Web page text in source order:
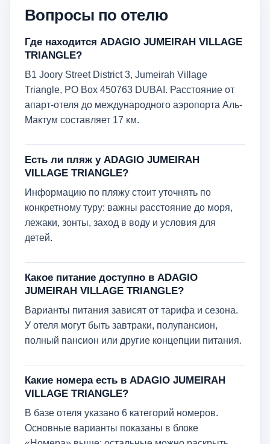
Вопросы по отелю
Где находится ADAGIO JUMEIRAH VILLAGE
TRIANGLE?
B1 Joory Street District 3, Jumeirah Village
Triangle, PO Box 450763 DUBAI. Расстояние от
апарт-отеля до международного аэропорта Аль-
Мактум составляет 17 км.
Есть ли пляж у ADAGIO JUMEIRAH
VILLAGE TRIANGLE?
Информацию по пляжу стоит уточнять по
конкретному туру: важны расстояние до моря,
лежаки, зонты, заход в воду и условия для
детей.
Какое питание доступно в ADAGIO
JUMEIRAH VILLAGE TRIANGLE?
Варианты питания зависят от тарифа и сезона.
У отеля могут быть завтраки, полупансион,
полный пансион или другие концепции питания.
Какие номера есть в ADAGIO JUMEIRAH
VILLAGE TRIANGLE?
В базе отеля указано 6 категорий номеров.
Основные варианты показаны в блоке